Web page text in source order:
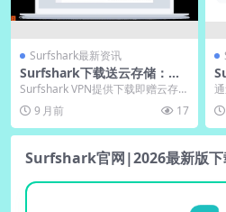
Surfshark最新资讯
Surfshark下载送云存储：中
文版电脑版加密空间开通
Surfshark VPN提供下载即赠云存储
的一站式加密解决方案，集网络保
护与安...
9 月前 17
Surfshark官网|2026最新版下